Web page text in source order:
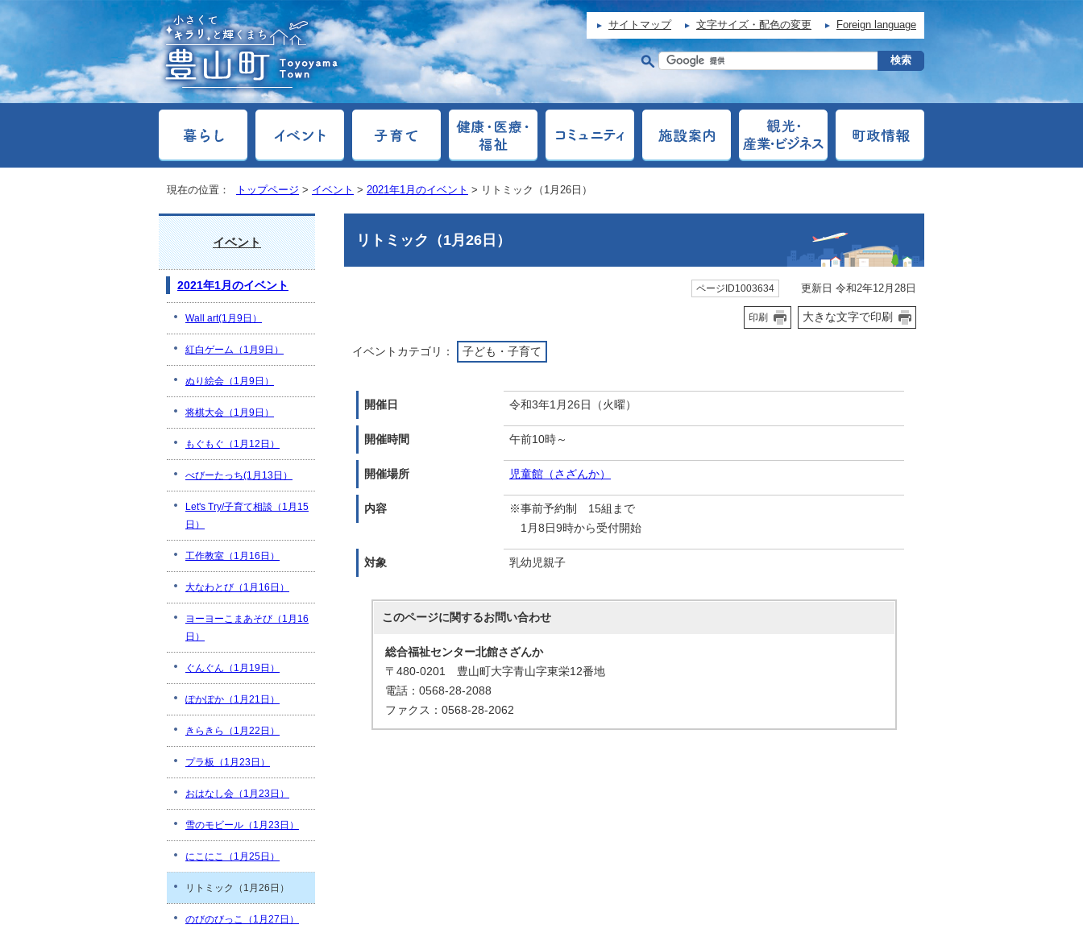
サイトマップ 文字サイズ・配色の変更 Foreign language
現在の位置： トップページ > イベント > 2021年1月のイベント > リトミック（1月26日）
リトミック（1月26日）
ページID1003634 更新日 令和2年12月28日
印刷 大きな文字で印刷
イベントカテゴリ： 子ども・子育て
開催日 令和3年1月26日（火曜）
開催時間 午前10時～
開催場所 児童館（さざんか）
内容
※事前予約制 15組まで
1月8日9時から受付開始
対象 乳幼児親子
このページに関するお問い合わせ
総合福祉センター北館さざんか
〒480-0201 豊山町大字青山字東栄12番地
電話：0568-28-2088
ファクス：0568-28-2062
イベント
2021年1月のイベント
Wall art(1月9日）
紅白ゲーム（1月9日）
ぬり絵会（1月9日）
将棋大会（1月9日）
もぐもぐ（1月12日）
べびーたっち(1月13日）
Let's Try/子育て相談（1月15
日）
工作教室（1月16日）
大なわとび（1月16日）
ヨーヨーこまあそび（1月16
日）
ぐんぐん（1月19日）
ぽかぽか（1月21日）
きらきら（1月22日）
プラ板（1月23日）
おはなし会（1月23日）
雪のモビール（1月23日）
にこにこ（1月25日）
リトミック（1月26日）
のびのびっこ（1月27日）